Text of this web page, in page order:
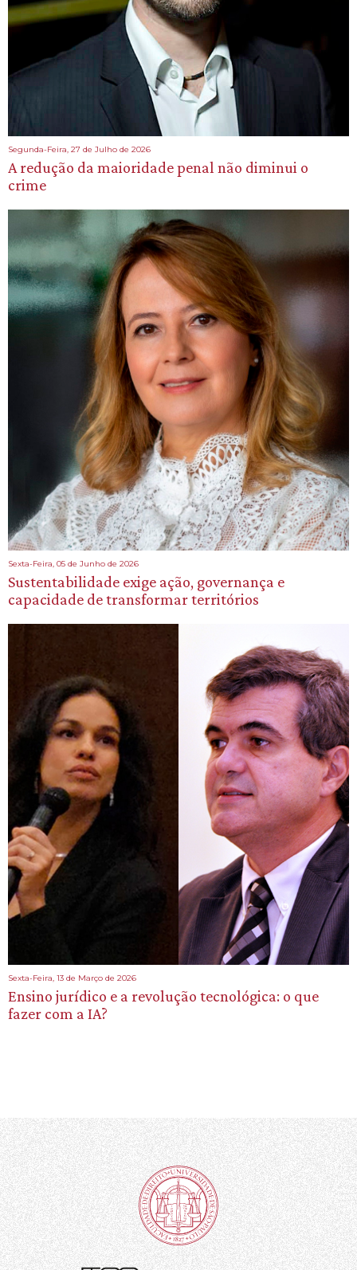
Segunda-Feira, 27 de Julho de 2026
A redução da maioridade penal não diminui o
crime
Sexta-Feira, 05 de Junho de 2026
Sustentabilidade exige ação, governança e
capacidade de transformar territórios
Sexta-Feira, 13 de Março de 2026
Ensino jurídico e a revolução tecnológica: o que
fazer com a IA?